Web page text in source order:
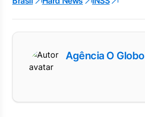
Agência O Globo